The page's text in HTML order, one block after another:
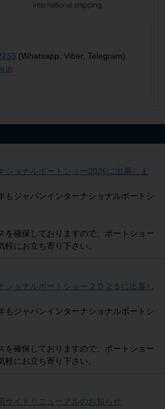
(Whatsapp, Viber, Telegram)
ショナルボートショー2026に出展しま
もジャパンインターナショナルボートシ
を確保しておりますので、ボートショー
にお立ち寄り下さい。
ショナルボートショー２０２５に出展し
もジャパンインターナショナルボートシ
を確保しておりますので、ボートショー
にお立ち寄り下さい。
イトリニューアルのお知らせ